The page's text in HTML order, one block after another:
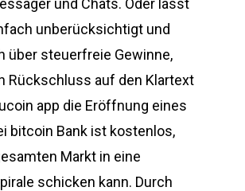
und Chats. Oder lasst
unberücksichtigt und
über steuerfreie Gewinne,
Rückschluss auf den Klartext
app die Eröffnung eines
bitcoin Bank ist kostenlos,
Markt in eine
schicken kann. Durch